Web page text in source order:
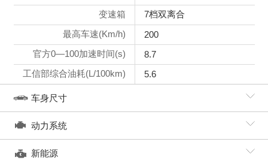
变速箱
7档双离合
最高车速(Km/h)
200
官方0—100加速时间(s)
8.7
工信部综合油耗(L/100km)
5.6
车身尺寸
动力系统
新能源